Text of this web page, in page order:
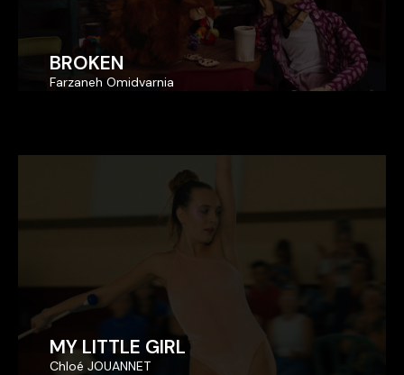
BROKEN
Farzaneh Omidvarnia
BROKEN
Farzaneh Omidvarnia
MY LITTLE GIRL
Chloé JOUANNET
MY LITTLE GIRL
Chloé JOUANNET